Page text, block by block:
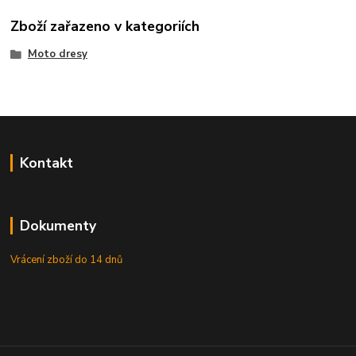
Zboží zařazeno v kategoriích
Moto dresy
Kontakt
Dokumenty
Vrácení zboží do 14 dnů